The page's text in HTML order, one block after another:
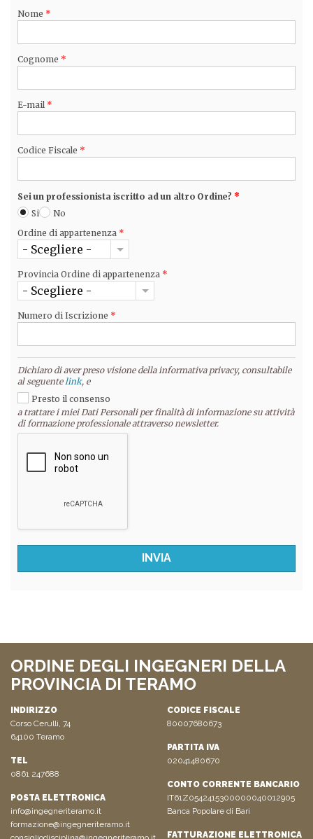
Nome *
Cognome *
E-mail *
Codice Fiscale *
Sei un professionista iscritto ad un altro Ordine? *
Si
No
Ordine di appartenenza *
- Scegliere -
Provincia Ordine di appartenenza *
- Scegliere -
Numero di Iscrizione *
Dichiaro di aver preso visione della informativa privacy, consultabile
al seguentelink, e
Presto il consenso
a trattare i miei Dati Personali per finalità di informazione su attività
di formazione professionale attraverso newsletter.
ORDINE DEGLI INGEGNERI DELLA
PROVINCIA DI TERAMO
INDIRIZZO
Corso Cerulli, 74
64100 Teramo
TEL
0861 247688
POSTA ELETTRONICA
info@ingegneriteramo.it
formazione@ingegneriteramo.it
CODICE FISCALE
80007680673
PARTITA IVA
02041480670
CONTO CORRENTE BANCARIO
IT61Z0542415300000040012905
Banca Popolare di Bari
FATTURAZIONE ELETTRONICA